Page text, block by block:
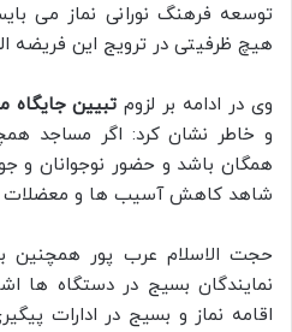
توسعه فرهنگ نورانی نماز می
هیچ ظرفیتی در ترویج این فریضه
وی در ادامه بر لزوم تبیین جایگاه
و خاطر نشان کرد: اگر مساجد
همگان باشد و حضور نوجوانان و
شاهد کاهش آسیب ها و معضلات
حجت الاسلام عرب پور همچنین
نمایندگان بسیج در دستگاه ها
اقامه نماز و بسیج در ادارات